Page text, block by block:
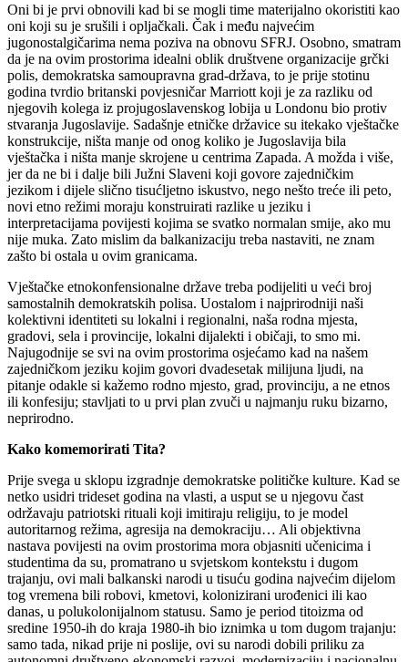
Oni bi je prvi obnovili kad bi se mogli time materijalno okoristiti kao
oni koji su je srušili i opljačkali. Čak i među najvećim
jugonostalgičarima nema poziva na obnovu SFRJ. Osobno, smatram
da je na ovim prostorima idealni oblik društvene organizacije grčki
polis, demokratska samoupravna grad-država, to je prije stotinu
godina tvrdio britanski povjesničar Marriott koji je za razliku od
njegovih kolega iz projugoslavenskog lobija u Londonu bio protiv
stvaranja Jugoslavije. Sadašnje etničke državice su itekako vještačke
konstrukcije, ništa manje od onog koliko je Jugoslavija bila
vještačka i ništa manje skrojene u centrima Zapada. A možda i više,
jer da ne bi i dalje bili Južni Slaveni koji govore zajedničkim
jezikom i dijele slično tisućljetno iskustvo, nego nešto treće ili peto,
novi etno režimi moraju konstruirati razlike u jeziku i
interpretacijama povijesti kojima se svatko normalan smije, ako mu
nije muka. Zato mislim da balkanizaciju treba nastaviti, ne znam
zašto bi ostala u ovim granicama.
Vještačke etnokonfensionalne države treba podijeliti u veći broj
samostalnih demokratskih polisa. Uostalom i najprirodniji naši
kolektivni identiteti su lokalni i regionalni, naša rodna mjesta,
gradovi, sela i provincije, lokalni dijalekti i običaji, to smo mi.
Najugodnije se svi na ovim prostorima osjećamo kad na našem
zajedničkom jeziku kojim govori dvadesetak milijuna ljudi, na
pitanje odakle si kažemo rodno mjesto, grad, provinciju, a ne etnos
ili konfesiju; stavljati to u prvi plan zvuči u najmanju ruku bizarno,
neprirodno.
Kako komemorirati Tita?
Prije svega u sklopu izgradnje demokratske političke kulture. Kad se
netko usidri trideset godina na vlasti, a usput se u njegovu čast
održavaju patriotski rituali koji imitiraju religiju, to je model
autoritarnog režima, agresija na demokraciju… Ali objektivna
nastava povijesti na ovim prostorima mora objasniti učenicima i
studentima da su, promatrano u svjetskom kontekstu i dugom
trajanju, ovi mali balkanski narodi u tisuću godina najvećim dijelom
tog vremena bili robovi, kmetovi, kolonizirani urođenici ili kao
danas, u polukolonijalnom statusu. Samo je period titoizma od
sredine 1950-ih do kraja 1980-ih bio iznimka u tom dugom trajanju:
samo tada, nikad prije ni poslije, ovi su narodi dobili priliku za